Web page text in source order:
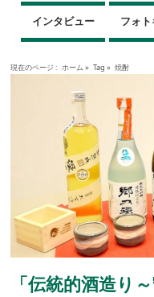
インタビュー フォ
現在のページ : ホーム » Tag » 焼酎
「伝統的酒造り